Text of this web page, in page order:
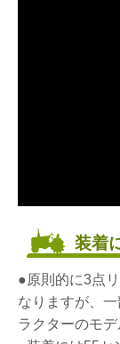
装着
●原則的に3点
なりますが、
ラクターのモデ